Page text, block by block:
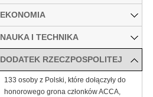
EKONOMIA
NAUKA I TECHNIKA
DODATEK RZECZPOSPOLITEJ
133 osoby z Polski, które dołączyły do
honorowego grona członków ACCA,